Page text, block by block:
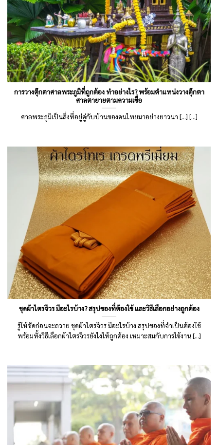
การวางตุ๊กตาศาลพระภูมิที่ถูกต้อง ทำอย่างไร? พร้อมตำแหน่งวางตุ๊กตา
ศาลตายายตามความเชื่อ
ศาลพระภูมิเป็นสิ่งที่อยู่คู่กับบ้านของคนไทยมาอย่างยาวนา [...] [...]
ชุดผ้าไตรจีวร มีอะไรบ้าง? สรุปของที่ต้องใช้ และวิธีเลือกอย่างถูกต้อง
รู้ให้ชัดก่อนจะถวาย ชุดผ้าไตรจีวร มีอะไรบ้าง สรุปของที่จำเป็นต้องใช้
พร้อมทั้งวิธีเลือกผ้าไตรจีวรยังไงให้ถูกต้อง เหมาะสมกับการใช้งาน [...]